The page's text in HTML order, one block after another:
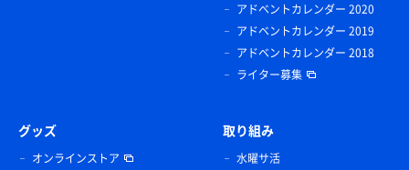
アドベントカレンダー 2020
アドベントカレンダー 2019
アドベントカレンダー 2018
ライター募集
グッズ
オンラインストア
取り組み
水曜サ活